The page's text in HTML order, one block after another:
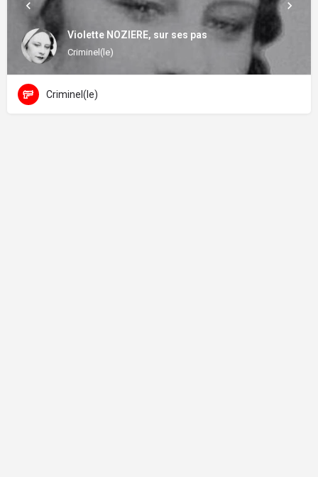
Violette NOZIERE, sur ses pas
Criminel(le)
Criminel(le)